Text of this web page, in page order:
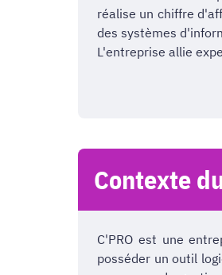
réalise un chiffre
des systèmes
L'entreprise allie
Contexte
C'PRO est une
posséder un outil